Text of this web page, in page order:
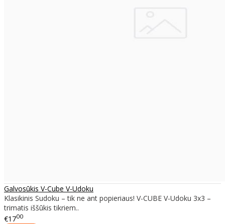
Galvosūkis V-Cube V-Udoku
Klasikinis Sudoku – tik ne ant popieriaus! V-CUBE V-Udoku 3x3 –
trimatis iššūkis tikriem..
€1700